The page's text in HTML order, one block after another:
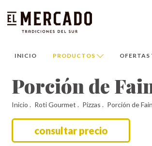
INICIO PRODUCTOS
Porción de
Inicio . Roti Gourmet . Pizzas . Porción de